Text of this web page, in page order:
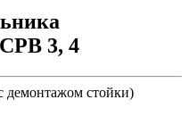
3, 4
демонтажом стойки)